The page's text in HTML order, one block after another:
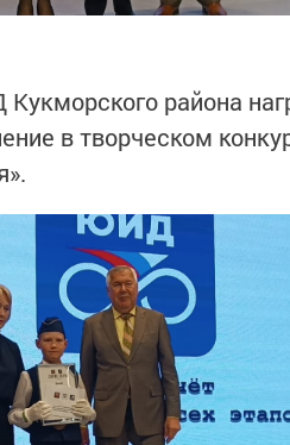
района
в творческом